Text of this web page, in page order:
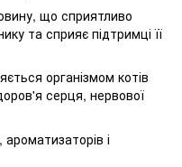
що сприятливо
та сприяє підтримці її
організмом котів
серця, нервової
і